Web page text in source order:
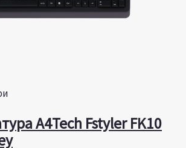
A4Tech Fstyler FK10